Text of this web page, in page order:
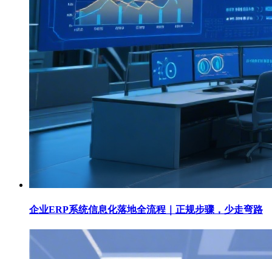
企业ERP系统信息化落地全流程｜正规步骤，少走弯路